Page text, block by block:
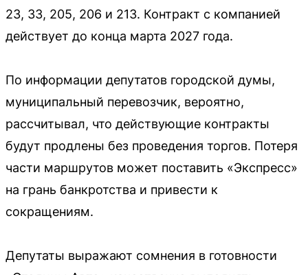
23, 33, 205, 206 и 213. Контракт с компанией
действует до конца марта 2027 года.
По информации депутатов городской думы,
муниципальный перевозчик, вероятно,
рассчитывал, что действующие контракты
будут продлены без проведения торгов. Потеря
части маршрутов может поставить «Экспресс»
на грань банкротства и привести к
сокращениям.
Депутаты выражают сомнения в готовности